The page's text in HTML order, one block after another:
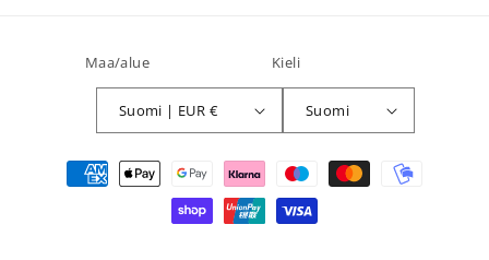
Maa/alue
Suomi | EUR €
Kieli
Suomi
Maksutavat